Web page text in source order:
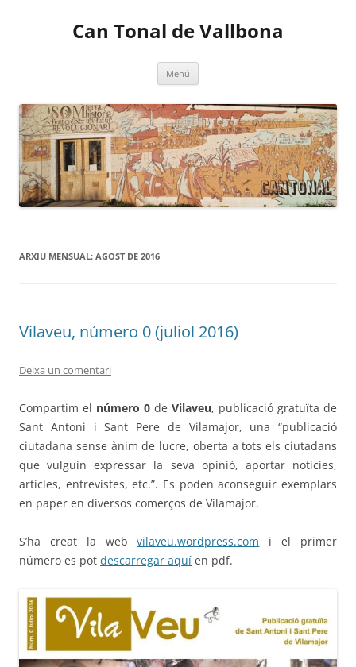
Can Tonal de Vallbona
Menú
ARXIU MENSUAL: AGOST DE 2016
Vilaveu, número 0 (juliol 2016)
Deixa un comentari
Compartim el número 0 de Vilaveu, publicació gratuïta de
Sant Antoni i Sant Pere de Vilamajor, una “publicació
ciutadana sense ànim de lucre, oberta a tots els ciutadans
que vulguin expressar la seva opinió, aportar notícies,
articles, entrevistes, etc.”. Es poden aconseguir exemplars
en paper en diversos comerços de Vilamajor.
S’ha creat la webvilaveu.wordpress.com i el primer
número es pot descarregar aquí en pdf.